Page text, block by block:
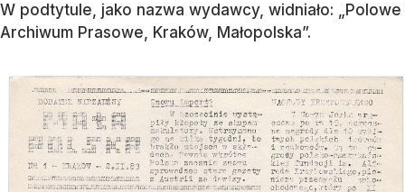
W podtytule, jako nazwa wydawcy, widniało: „Polowe
Archiwum Prasowe, Kraków, Małopolska”.